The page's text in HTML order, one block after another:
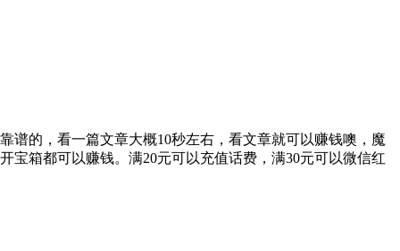
谱的，看一篇文章大概10秒左右，看文章就可以赚钱噢，魔
宝箱都可以赚钱。满20元可以充值话费，满30元可以微信红